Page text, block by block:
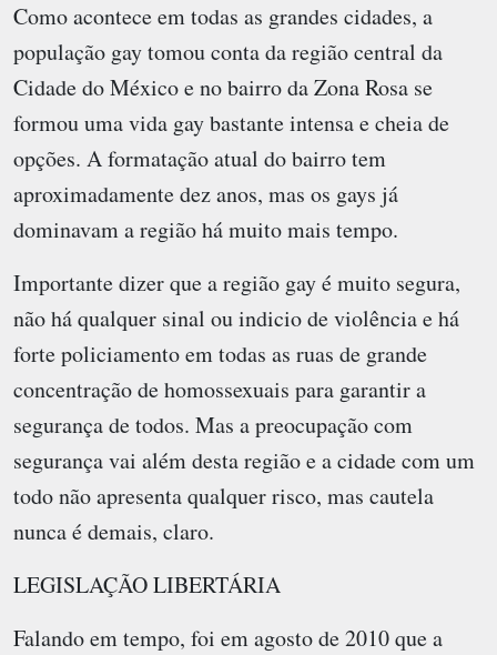
Como acontece em todas as grandes cidades, a
população gay tomou conta da região central da
Cidade do México e no bairro da Zona Rosa se
formou uma vida gay bastante intensa e cheia de
opções. A formatação atual do bairro tem
aproximadamente dez anos, mas os gays já
dominavam a região há muito mais tempo.
Importante dizer que a região gay é muito segura,
não há qualquer sinal ou indicio de violência e há
forte policiamento em todas as ruas de grande
concentração de homossexuais para garantir a
segurança de todos. Mas a preocupação com
segurança vai além desta região e a cidade com um
todo não apresenta qualquer risco, mas cautela
nunca é demais, claro.
LEGISLAÇÃO LIBERTÁRIA
Falando em tempo, foi em agosto de 2010 que a